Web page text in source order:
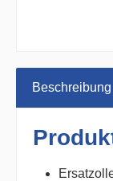
Beschreibung